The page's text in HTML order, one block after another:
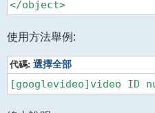
使用方法舉例:
代碼: 選擇全部